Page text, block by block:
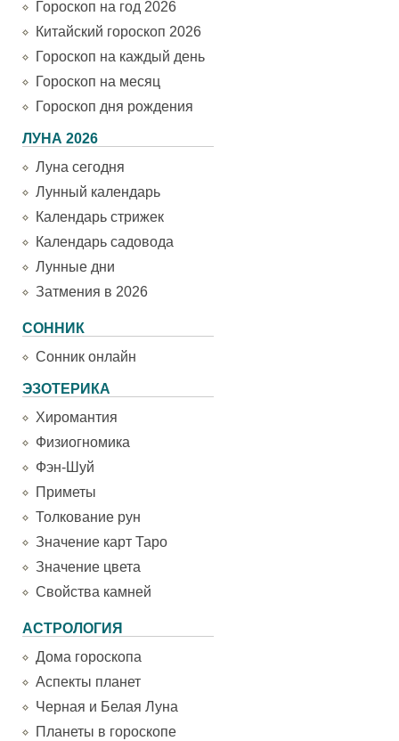
Гороскоп на год 2026
Китайский гороскоп 2026
Гороскоп на каждый день
Гороскоп на месяц
Гороскоп дня рождения
ЛУНА 2026
Луна сегодня
Лунный календарь
Календарь стрижек
Календарь садовода
Лунные дни
Затмения в 2026
СОННИК
Сонник онлайн
ЭЗОТЕРИКА
Хиромантия
Физиогномика
Фэн-Шуй
Приметы
Толкование рун
Значение карт Таро
Значение цвета
Свойства камней
АСТРОЛОГИЯ
Дома гороскопа
Аспекты планет
Черная и Белая Луна
Планеты в гороскопе